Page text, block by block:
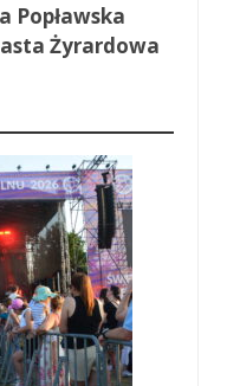
Popławska
Żyrardowa